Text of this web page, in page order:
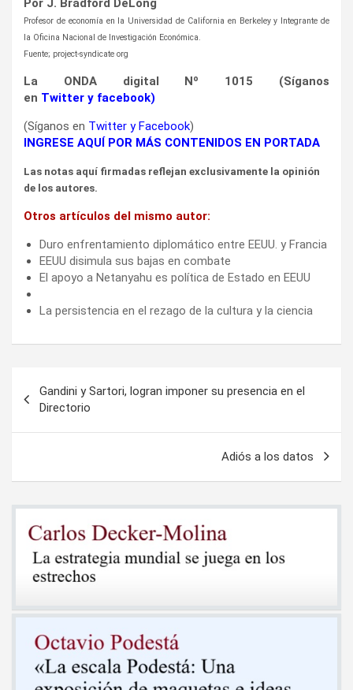
Por J. Bradford DeLong
Profesor de economía en la Universidad de California en Berkeley y Integrante de
la Oficina Nacional de Investigación Económica.
Fuente; project-syndicate org
La ONDA digital Nº 1015 (Síganos
en Twitter y facebook)
(Síganos en Twitter yFacebook)
INGRESE AQUÍ POR MÁS CONTENIDOS EN PORTADA
Las notas aquí firmadas reflejan exclusivamente la opinión
de los autores.
Otros artículos del mismo autor:
Duro enfrentamiento diplomático entre EEUU. y Francia
EEUU disimula sus bajas en combate
El apoyo a Netanyahu es política de Estado en EEUU
La persistencia en el rezago de la cultura y la ciencia
de
entradas
Gandini y Sartori, logran imponer su presencia en el
Directorio
Adiós a los datos